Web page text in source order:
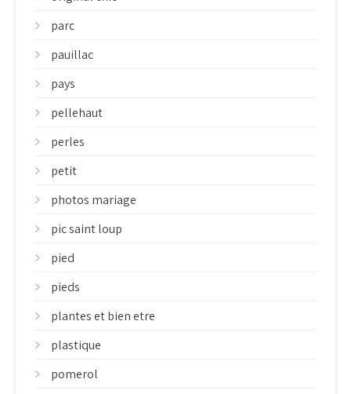
parc
pauillac
pays
pellehaut
perles
petit
photos mariage
pic saint loup
pied
pieds
plantes et bien etre
plastique
pomerol